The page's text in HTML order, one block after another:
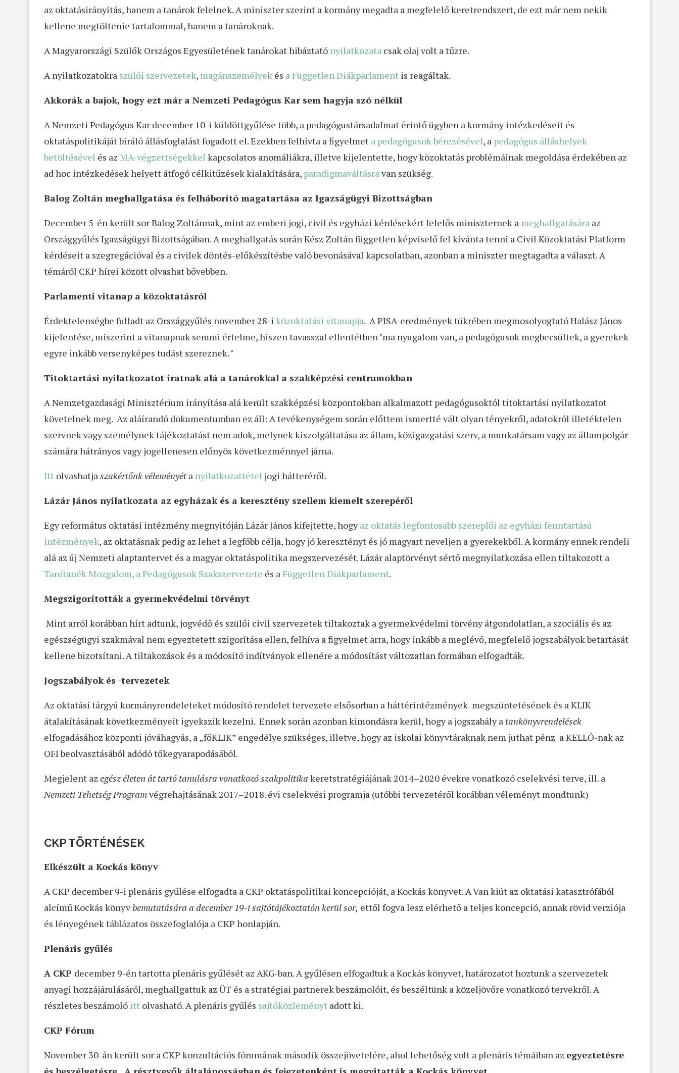
az oktatásirányítás, hanem a tanárok felelnek. A miniszter szerint a kormány megadta a megfelelő keretrendszert, de ezt már nem nekik
kellene megtöltenie tartalommal, hanem a tanároknak.
A Magyarországi Szülők Országos Egyesületének tanárokat hibáztató nyilatkozata csak olaj volt a tűzre.
A nyilatkozatokra szülői szervezetek, magánszemélyek és a Független Diákparlament is reagáltak.
Akkorák a bajok, hogy ezt már a Nemzeti Pedagógus Kar sem hagyja szó nélkül
A Nemzeti Pedagógus Kar december 10-i küldöttgyűlése több, a pedagógustársadalmat érintő ügyben a kormány intézkedéseit és
oktatáspolitikáját bíráló állásfoglalást fogadott el. Ezekben felhívta a figyelmet a pedagógusok bérezésével, a pedagógus álláshelyek
betöltésével és az MA-végzettségekkel kapcsolatos anomáliákra, illetve kijelentette, hogy közoktatás problémáinak megoldása érdekében az
ad hoc intézkedések helyett átfogó célkitűzések kialakítására, paradigmaváltásravan szükség.
Balog Zoltán meghallgatása és felháborító magatartása az Igazságügyi Bizottságban
December 5-én került sor Balog Zoltánnak, mint az emberi jogi, civil és egyházi kérdésekért felelős miniszternek a meghallgatására az
Országgyűlés Igazságügyi Bizottságában. A meghallgatás során Kész Zoltán független képviselő fel kívánta tenni a Civil Közoktatási Platform
kérdéseit a szegregációval és a civilek döntés-előkészítésbe való bevonásával kapcsolatban, azonban a miniszter megtagadta a választ. A
témáról CKP hírei között olvashat bővebben.
Parlamenti vitanap a közoktatásról
Érdektelenségbe fulladt az Országgyűlés november 28-i közoktatási vitanapja. A PISA-eredmények tükrében megmosolyogtató Halász János
kijelentése, miszerint a vitanapnak semmi értelme, hiszen tavasszal ellentétben "ma nyugalom van, a pedagógusok megbecsültek, a gyerekek
egyre inkább versenyképes tudást szereznek. "
Titoktartási nyilatkozatot íratnak alá a tanárokkal a szakképzési centrumokban
A Nemzetgazdasági Minisztérium irányítása alá került szakképzési központokban alkalmazott pedagógusoktól titoktartási nyilatkozatot
követelnek meg. Az aláírandó dokumentumban ez áll: A tevékenységem során előttem ismertté vált olyan tényekről, adatokról illetéktelen
szervnek vagy személynek tájékoztatást nem adok, melynek kiszolgáltatása az állam, közigazgatási szerv, a munkatársam vagy az állampolgár
számára hátrányos vagy jogellenesen előnyös következménnyel járna.
Itt olvashatjaszakértőnk véleményéta nyilatkozattétel jogi hátteréről.
Lázár János nyilatkozata az egyházak és a keresztény szellem kiemelt szerepéről
Egy református oktatási intézmény megnyitóján Lázár János kifejtette, hogyaz oktatás legfontosabb szereplői az egyházi fenntartású
intézmények, az oktatásnak pedig az lehet a legfőbb célja, hogy jó keresztényt és jó magyart neveljen a gyerekekből. A kormány ennek rendeli
alá az új Nemzeti alaptantervet és a magyar oktatáspolitika megszervezését. Lázár alaptörvényt sértő megnyilatkozása ellen tiltakozott a
Tanítanék Mozgalom, aPedagógusok Szakszervezete és aFüggetlen Diákparlament.
Megszigorították a gyermekvédelmi törvényt
Mint arról korábban hírt adtunk, jogvédő és szülői civil szervezetek tiltakoztak a gyermekvédelmi törvény átgondolatlan, a szociális és az
egészségügyi szakmával nem egyeztetett szigorítása ellen, felhíva a figyelmet arra, hogy inkább a meglévő, megfelelő jogszabályok betartását
kellene bizotsítani. A tiltakozások és a módosító indítványok ellenére a módosítást változatlan formában elfogadták.
Jogszabályok és -tervezetek
Az oktatási tárgyú kormányrendeleteket módosító rendelet tervezete elsősorban a háttérintézmények megszüntetésének és a KLIK
átalakításának következményeit igyekszik kezelni. Ennek során azonban kimondásra kerül, hogy a jogszabály a tankönyvrendelések
elfogadásához központi jóváhagyás, a „főKLIK” engedélye szükséges, illetve, hogy az iskolai könyvtáraknak nem juthat pénz a KELLÓ-nak az
OFI beolvasztásából adódó tőkegyarapodásából.
Megjelent az egész életen át tartó tanulásra vonatkozó szakpolitika keretstratégiájának 2014–2020 évekre vonatkozó cselekvési terve, ill. a
Nemzeti Tehetség Programvégrehajtásának 2017–2018. évi cselekvési programja (utóbbi tervezetéről korábban véleményt mondtunk)
CKP TÖRTÉNÉSEK
Elkészült a Kockás könyv
A CKP december 9-i plenáris gyűlése elfogadta a CKP oktatáspolitikai koncepcióját, a Kockás könyvet. A Van kiút az oktatási katasztrófából
alcímű Kockás könyvbemutatására a december 19-i sajtótájékoztatón kerül sor, ettől fogva lesz elérhető a teljes koncepció, annak rövid verziója
és lényegének táblázatos összefoglalója a CKP honlapján.
Plenáris gyűlés
A CKP december 9-én tartotta plenáris gyűlését az AKG-ban. A gyűlésen elfogadtuk a Kockás könyvet, határozatot hoztunk a szervezetek
anyagi hozzájárulásáról, meghallgattuk az ÜT és a stratégiai partnerek beszámolóit, és beszéltünk a közeljövőre vonatkozó tervekről. A
részletes beszámoló itt olvasható. A plenáris gyűlés sajtóközleményt adott ki.
CKP Fórum
November 30-án került sor a CKP konzultációs fórumának második összejövetelére, ahol lehetőség volt a plenáris témáiban az egyeztetésre